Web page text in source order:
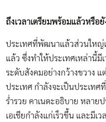
ถึงเวลาเตรียมพร้อมแล้วหรือยั
ประเทศที่พัฒนาแล้วส่วนใหญ่
แล้ว ซึ่งทำให้ประเทศเหล่านี้มี
ระดับสังคมอย่างกว้างขวาง
ประเทศ กำลังจะเป็นประเท
ร่ำรวย คาเนดะอธิบาย หลาย
เอเชียกำลังแก่เร็วขึ้น และมี